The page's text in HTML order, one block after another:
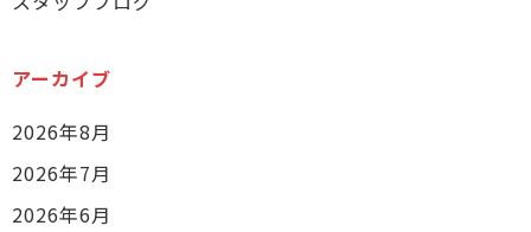
アーカイブ
2026年8月
2026年7月
2026年6月